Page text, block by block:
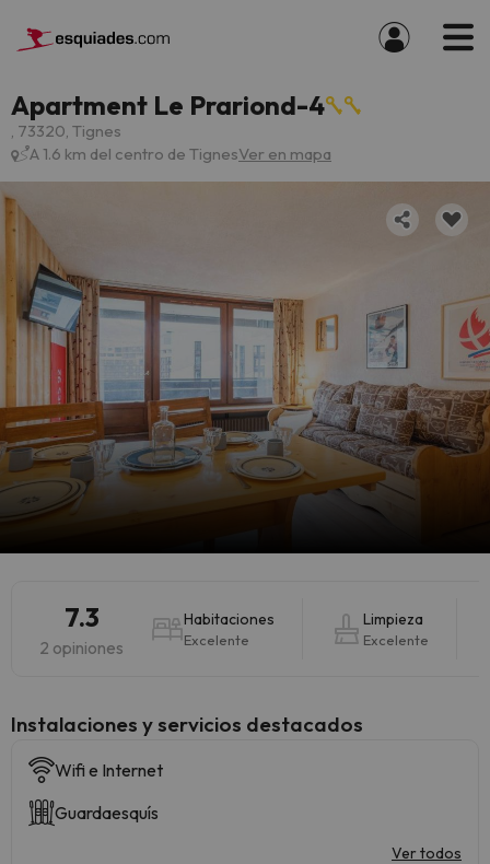
Apartment Le Prariond-4
, 73320, Tignes
A 1.6 km del centro de TignesVer en mapa
7.3
2 opiniones
Habitaciones
Excelente
Limpieza
Excelente
Instalaciones y servicios destacados
Wifi e Internet
Guardaesquís
Ver todos